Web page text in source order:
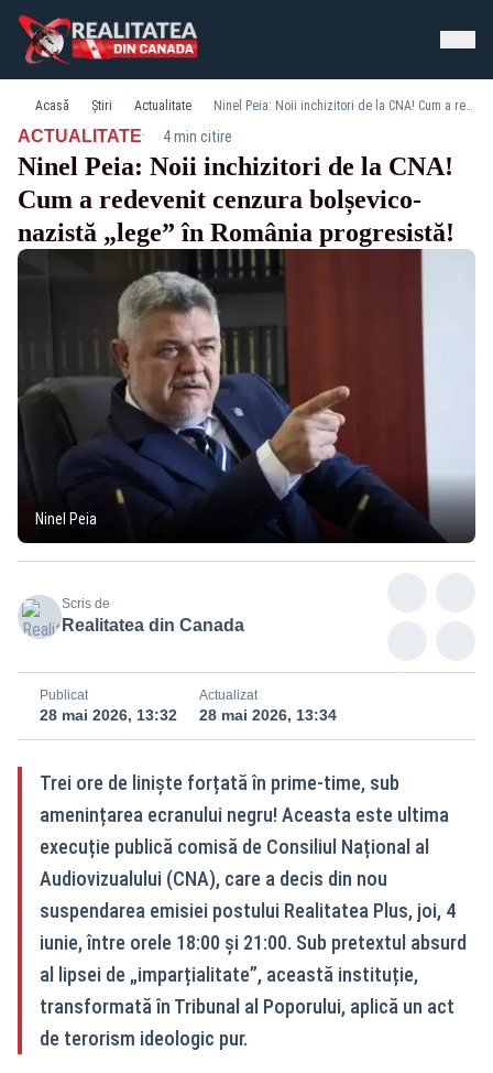
Acasă Știri Actualitate Ninel Peia: Noii inchizitori de la CNA! Cum a redevenit cenzura bolșevico-nazistă „lege” în România progresistă!
ACTUALITATE· 4 min citire
Ninel Peia: Noii inchizitori de la CNA!
Cum a redevenit cenzura bolșevico-
nazistă „lege” în România progresistă!
Ninel Peia
Scris de
Realitatea din Canada
Publicat
28 mai 2026, 13:32
Actualizat
28 mai 2026, 13:34
Trei ore de liniște forțată în prime-time, sub
amenințarea ecranului negru! Aceasta este ultima
execuție publică comisă de Consiliul Național al
Audiovizualului (CNA), care a decis din nou
suspendarea emisiei postului Realitatea Plus, joi, 4
iunie, între orele 18:00 și 21:00. Sub pretextul absurd
al lipsei de „imparțialitate”, această instituție,
transformată în Tribunal al Poporului, aplică un act
de terorism ideologic pur.